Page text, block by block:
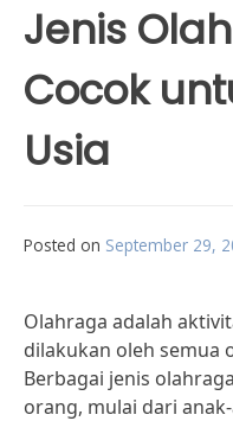
Jenis
Cocok
Usia
Posted on September 29,
Olahraga adalah
dilakukan oleh semua
Berbagai jenis
orang, mulai dari